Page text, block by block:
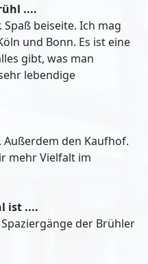
....
beiseite. Ich mag
und Bonn. Es ist eine
gibt, was man
lebendige
Außerdem den Kaufhof.
mehr Vielfalt im
ist ....
der Brühler